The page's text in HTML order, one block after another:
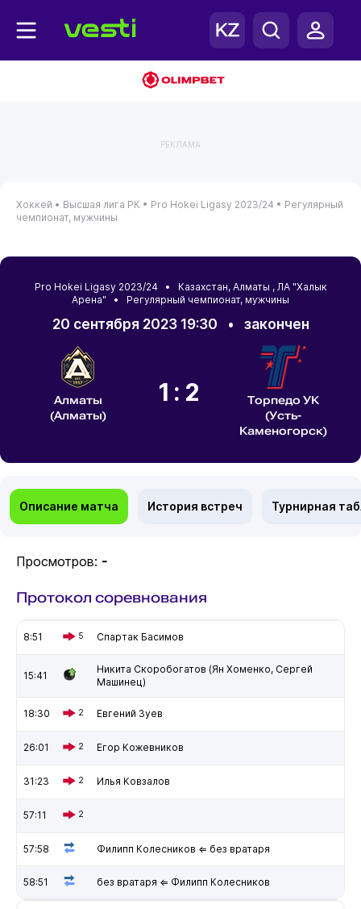
РЕКЛАМА
Хоккей • Высшая лига РК • Pro Hokei Ligasy 2023/24 • Регулярный
чемпионат, мужчины
Pro Hokei Ligasy 2023/24 • Казахстан, Алматы , ЛА "Халык
Арена" • Регулярный чемпионат, мужчины
20 сентября 2023 19:30 • закончен
Алматы
(Алматы)
1:2
Торпедо УК
(Усть-
Каменогорск)
Описание матча История встреч Турнирная
Просмотров: -
Протокол соревнования
8:51 5 Спартак Басимов
15:41
Никита Скоробогатов (Ян Хоменко, Сергей
Машинец)
18:30 2 Евгений Зуев
26:01 2 Егор Кожевников
31:23 2 Илья Ковзалов
57:11 2
57:58 Филипп Колесников ⇐ без вратаря
58:51 без вратаря ⇐ Филипп Колесников